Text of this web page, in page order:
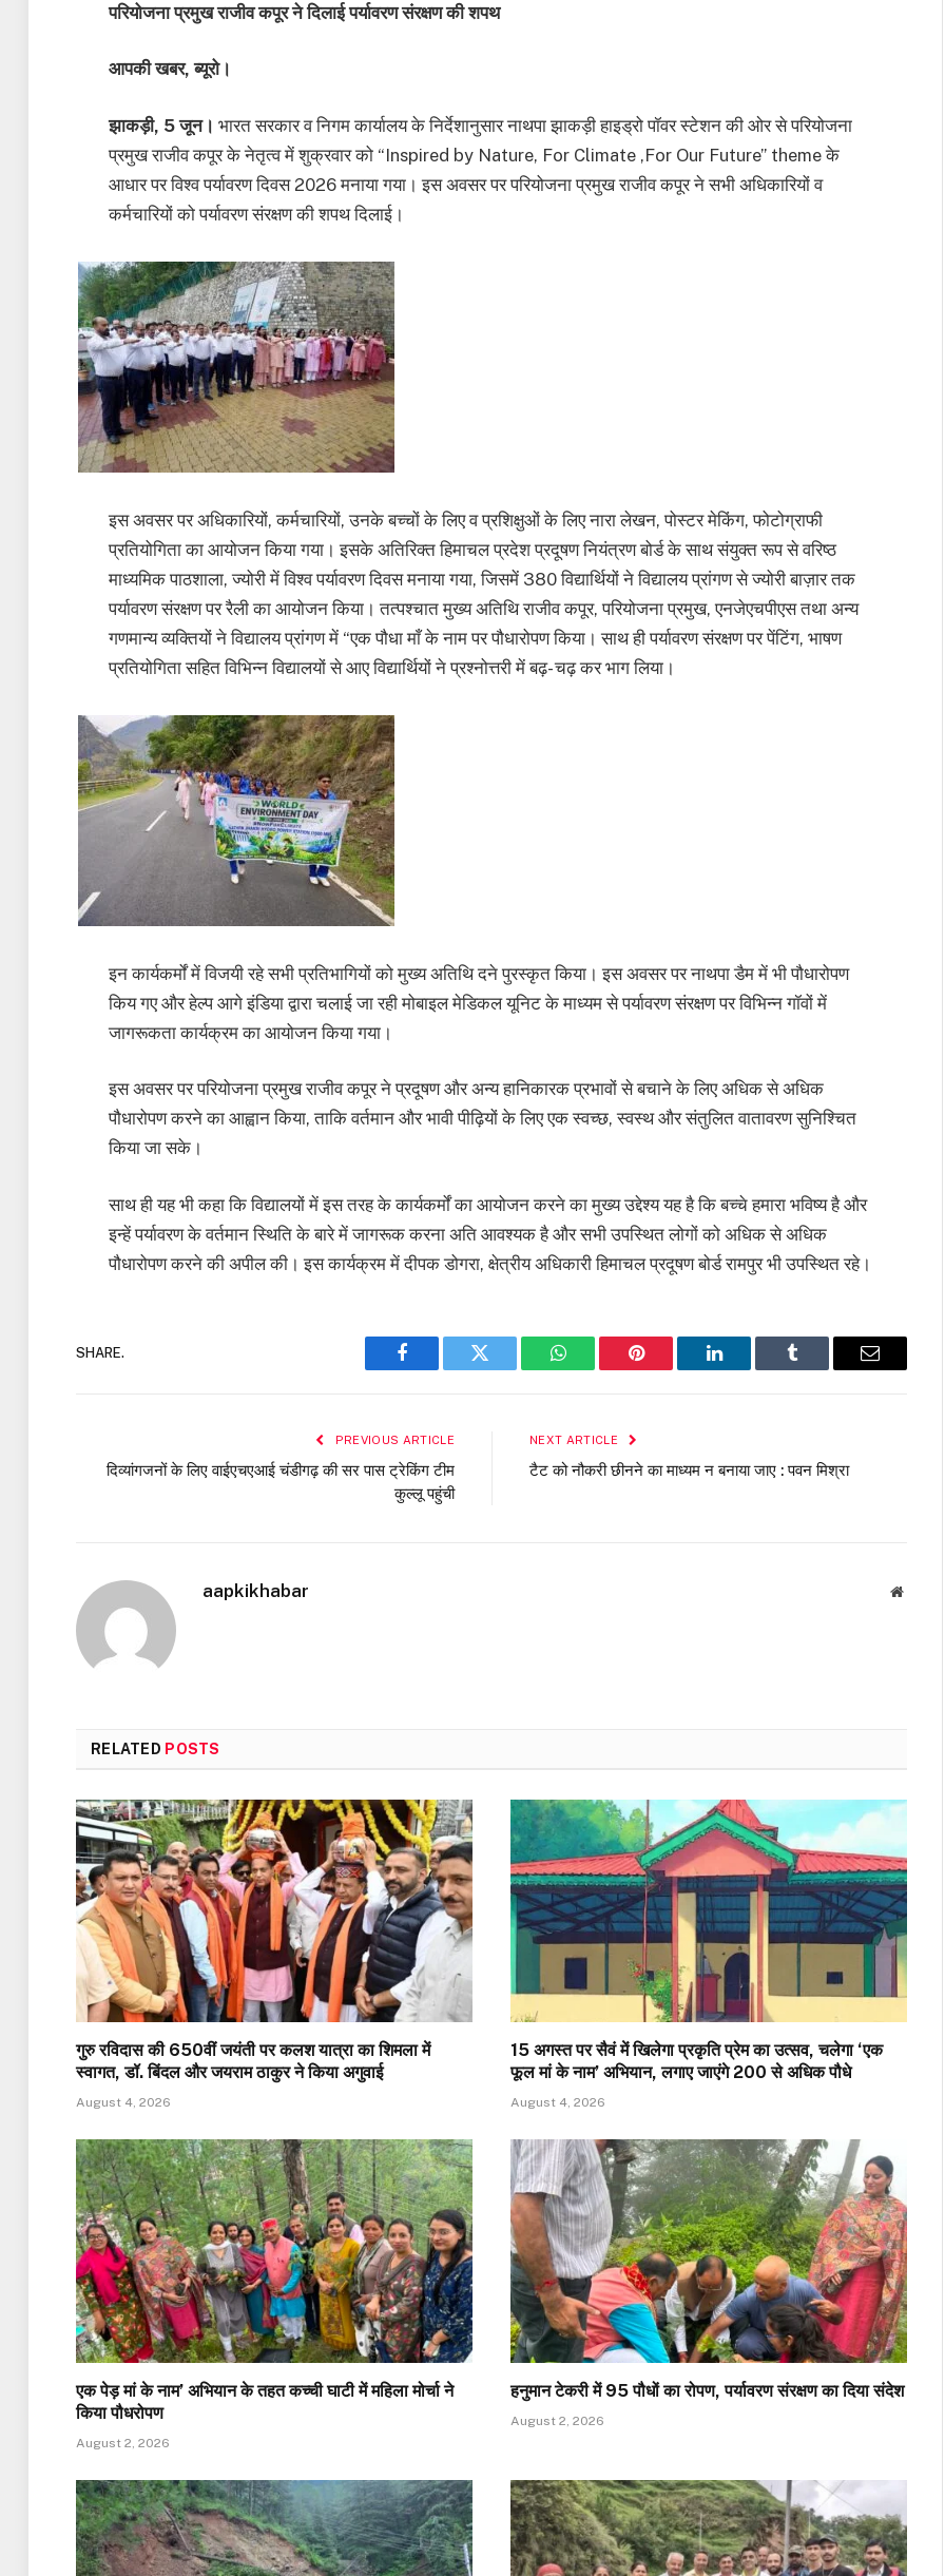
परियोजना प्रमुख राजीव कपूर ने दिलाई पर्यावरण संरक्षण की शपथ
आपकी खबर, ब्यूरो।
झाकड़ी, 5 जून। भारत सरकार व निगम कार्यालय के निर्देशानुसार नाथपा झाकड़ी हाइड्रो पॉवर स्टेशन की ओर से परियोजना
प्रमुख राजीव कपूर के नेतृत्व में शुक्रवार को “Inspired by Nature, For Climate ,For Our Future” theme के
आधार पर विश्व पर्यावरण दिवस 2026 मनाया गया। इस अवसर पर परियोजना प्रमुख राजीव कपूर ने सभी अधिकारियों व
कर्मचारियों को पर्यावरण संरक्षण की शपथ दिलाई।
इस अवसर पर अधिकारियों, कर्मचारियों, उनके बच्चों के लिए व प्रशिक्षुओं के लिए नारा लेखन, पोस्टर मेकिंग, फोटोग्राफी
प्रतियोगिता का आयोजन किया गया। इसके अतिरिक्त हिमाचल प्रदेश प्रदूषण नियंत्रण बोर्ड के साथ संयुक्त रूप से वरिष्ठ
माध्यमिक पाठशाला, ज्योरी में विश्व पर्यावरण दिवस मनाया गया, जिसमें 380 विद्यार्थियों ने विद्यालय प्रांगण से ज्योरी बाज़ार तक
पर्यावरण संरक्षण पर रैली का आयोजन किया। तत्पश्चात मुख्य अतिथि राजीव कपूर, परियोजना प्रमुख, एनजेएचपीएस तथा अन्य
गणमान्य व्यक्तियों ने विद्यालय प्रांगण में “एक पौधा माँ के नाम पर पौधारोपण किया। साथ ही पर्यावरण संरक्षण पर पेंटिंग, भाषण
प्रतियोगिता सहित विभिन्न विद्यालयों से आए विद्यार्थियों ने प्रश्नोत्तरी में बढ़- चढ़ कर भाग लिया।
इन कार्यकर्मों में विजयी रहे सभी प्रतिभागियों को मुख्य अतिथि दने पुरस्कृत किया। इस अवसर पर नाथपा डैम में भी पौधारोपण
किय गए और हेल्प आगे इंडिया द्वारा चलाई जा रही मोबाइल मेडिकल यूनिट के माध्यम से पर्यावरण संरक्षण पर विभिन्न गॉवों में
जागरूकता कार्यक्रम का आयोजन किया गया।
इस अवसर पर परियोजना प्रमुख राजीव कपूर ने प्रदूषण और अन्य हानिकारक प्रभावों से बचाने के लिए अधिक से अधिक
पौधारोपण करने का आह्वान किया, ताकि वर्तमान और भावी पीढ़ियों के लिए एक स्वच्छ, स्वस्थ और संतुलित वातावरण सुनिश्चित
किया जा सके।
साथ ही यह भी कहा कि विद्यालयों में इस तरह के कार्यकर्मों का आयोजन करने का मुख्य उद्देश्य यह है कि बच्चे हमारा भविष्य है और
इन्हें पर्यावरण के वर्तमान स्थिति के बारे में जागरूक करना अति आवश्यक है और सभी उपस्थित लोगों को अधिक से अधिक
पौधारोपण करने की अपील की। इस कार्यक्रम में दीपक डोगरा, क्षेत्रीय अधिकारी हिमाचल प्रदूषण बोर्ड रामपुर भी उपस्थित रहे।
SHARE.
Facebook Twitter WhatsAppPinterest LinkedIn Tumblr Email
PREVIOUS ARTICLE
दिव्यांगजनों के लिए वाईएचएआई चंडीगढ़ की सर पास ट्रेकिंग टीम
कुल्लू पहुंची
NEXT ARTICLE
टैट को नौकरी छीनने का माध्यम न बनाया जाए : पवन मिश्रा
aapkikhabar
RELATED POSTS
गुरु रविदास की 650वीं जयंती पर कलश यात्रा का शिमला में
स्वागत, डॉ. बिंदल और जयराम ठाकुर ने किया अगुवाई
August 4, 2026
15 अगस्त पर सैवं में खिलेगा प्रकृति प्रेम का उत्सव, चलेगा ‘एक
फूल मां के नाम’ अभियान, लगाए जाएंगे 200 से अधिक पौधे
August 4, 2026
एक पेड़ मां के नाम’ अभियान के तहत कच्ची घाटी में महिला मोर्चा ने
किया पौधरोपण
August 2, 2026
हनुमान टेकरी में 95 पौधों का रोपण, पर्यावरण संरक्षण का दिया संदेश
August 2, 2026